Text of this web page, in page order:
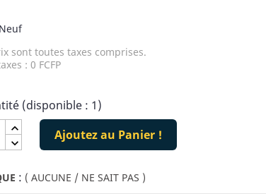
sont toutes taxes comprises.
: 0 FCFP
(disponible : 1)
Ajoutez au Panier !
: ( AUCUNE / NE SAIT PAS )